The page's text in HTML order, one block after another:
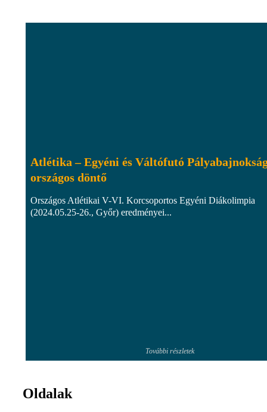
Atlétika – Egyéni és Váltófutó
országos döntő
Országos Atlétikai V-VI. Korcsoportos Egyéni Diákolimpia
(2024.05.25-26., Győr) eredményei...
További részletek
Oldalak